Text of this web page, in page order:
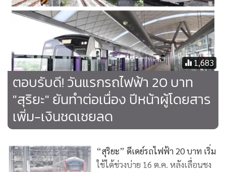
1,683
ตอบรับดี! วันแรกรถไฟฟ้า 20 บาท
"สุริยะ" ยันทำต่อเนื่อง ปีหน้าผู้โดยสาร
เพิ่ม-เงินชดเชยลด
“สุริยะ” ดีเดย์รถไฟฟ้า 20 บาท เริ่ม
ใช้ได้ช่วงบ่าย 16 ต.ค. หลังเลื่อนชง